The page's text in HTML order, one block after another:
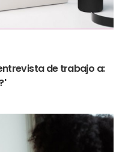
de trabajo a: